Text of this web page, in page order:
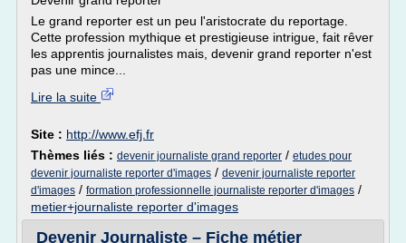
Le grand reporter est un peu l'aristocrate du reportage.
Cette profession mythique et prestigieuse intrigue, fait rêver
les apprentis journalistes mais, devenir grand reporter n'est
pas une mince...
Lire la suite
Site : http://www.efj.fr
Thèmes liés : devenir journaliste grand reporter / etudes pour
devenir journaliste reporter d'images / devenir journaliste reporter
d'images / formation professionnelle journaliste reporter d'images /
metier+journaliste reporter d'images
Devenir Journaliste – Fiche métier